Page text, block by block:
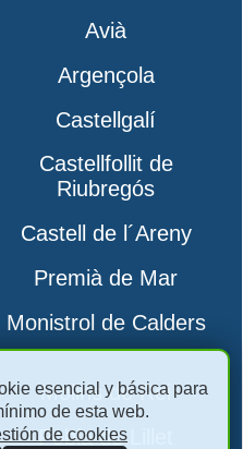
Avià
Argençola
Castellgalí
Castellfollit de
Riubregós
Castell de l´Areny
Premià de Mar
Monistrol de Calders
Molins de Rei
Pobla de Lillet
esencial y básica para
de esta web.
de cookies